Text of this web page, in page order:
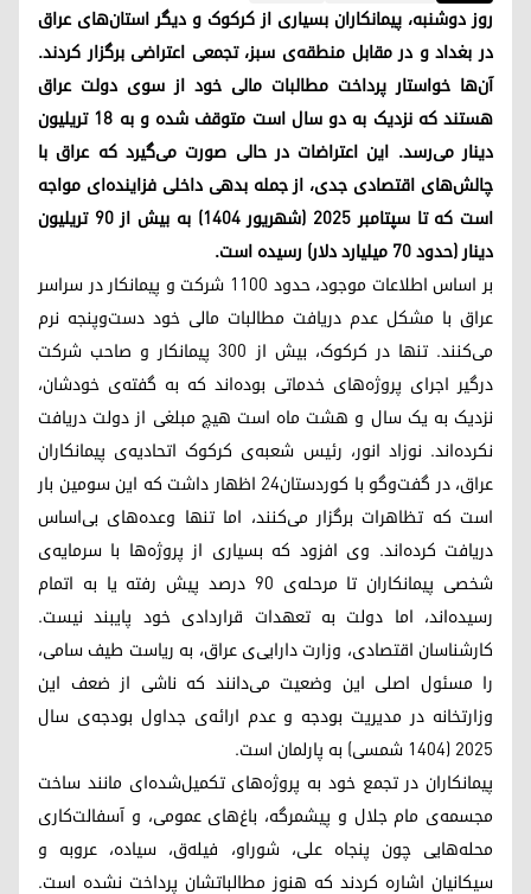
روز دوشنبه، پیمانکاران بسیاری از کرکوک و دیگر استان‌های عراق
در بغداد و در مقابل منطقه‌ی سبز، تجمعی اعتراضی برگزار کردند.
آن‌ها خواستار پرداخت مطالبات مالی خود از سوی دولت عراق
هستند که نزدیک به دو سال است متوقف شده و به ۱۸ تریلیون
دینار می‌رسد. این اعتراضات در حالی صورت می‌گیرد که عراق با
چالش‌های اقتصادی جدی، از جمله بدهی داخلی فزاینده‌ای مواجه
است که تا سپتامبر ۲۰۲۵ (شهریور ۱۴۰۴) به بیش از ۹۰ تریلیون
دینار (حدود ۷۰ میلیارد دلار) رسیده است.
بر اساس اطلاعات موجود، حدود ۱۱۰۰ شرکت و پیمانکار در سراسر
عراق با مشکل عدم دریافت مطالبات مالی خود دست‌وپنجه نرم
می‌کنند. تنها در کرکوک، بیش از ۳۰۰ پیمانکار و صاحب شرکت
درگیر اجرای پروژه‌های خدماتی بوده‌اند که به گفته‌ی خودشان،
نزدیک به یک سال و هشت ماه است هیچ مبلغی از دولت دریافت
نکرده‌اند. نوزاد انور، رئیس شعبه‌ی کرکوک اتحادیه‌ی پیمانکاران
عراق، در گفت‌وگو با کوردستان۲۴ اظهار داشت که این سومین بار
است که تظاهرات برگزار می‌کنند، اما تنها وعده‌های بی‌اساس
دریافت کرده‌اند. وی افزود که بسیاری از پروژه‌ها با سرمایه‌ی
شخصی پیمانکاران تا مرحله‌ی ۹۰ درصد پیش رفته یا به اتمام
رسیده‌اند، اما دولت به تعهدات قراردادی خود پایبند نیست.
کارشناسان اقتصادی، وزارت دارایی‌ی عراق، به ریاست طیف سامی،
را مسئول اصلی این وضعیت می‌دانند که ناشی از ضعف این
وزارتخانه در مدیریت بودجه و عدم ارائه‌ی جداول بودجه‌ی سال
۲۰۲۵ (۱۴۰۴ شمسی) به پارلمان است.
پیمانکاران در تجمع خود به پروژه‌های تکمیل‌شده‌ای مانند ساخت
مجسمه‌ی مام جلال و پیشمرگه، باغ‌های عمومی، و آسفالت‌کاری
محله‌هایی چون پنجاه علی، شوراو، فیلەق، سیاده، عروبه و
سیکانیان اشاره کردند که هنوز مطالباتشان پرداخت نشده است.